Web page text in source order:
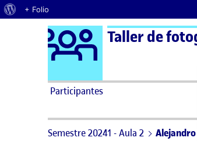
Acerca de WordPress
+ Folio
Saltar al contenido Logo Ágora
Taller de
Participantes
Semestre 20241 - Aula 2